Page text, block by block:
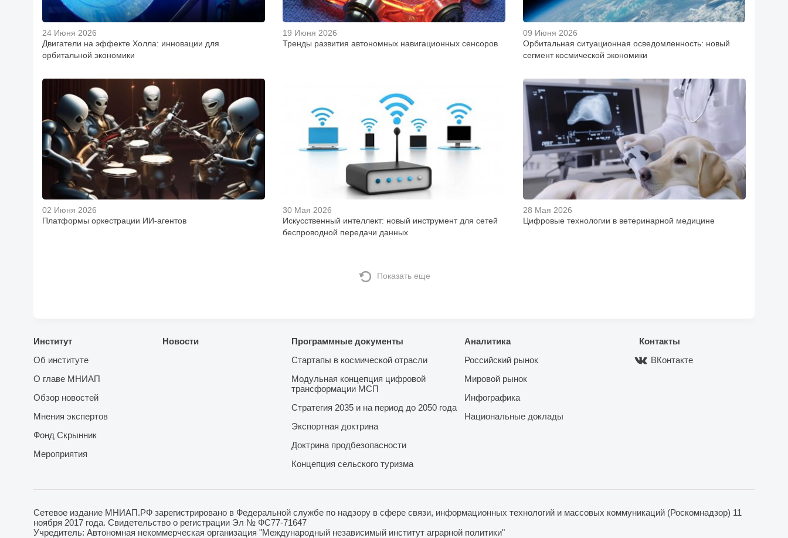
24 Июня 2026
Двигатели на эффекте Холла: инновации для
орбитальной экономики
19 Июня 2026
Тренды развития автономных навигационных сенсоров
09 Июня 2026
Орбитальная ситуационная осведомленность: новый
сегмент космической экономики
02 Июня 2026
Платформы оркестрации ИИ-агентов
30 Мая 2026
Искусственный интеллект: новый инструмент для сетей
беспроводной передачи данных
28 Мая 2026
Цифровые технологии в ветеринарной медицине
Показать еще
Институт
Об институте
О главе МНИАП
Обзор новостей
Мнения экспертов
Фонд Скрынник
Мероприятия
Новости
Программные документы
Стартапы в космической отрасли
Модульная концепция цифровой
трансформации МСП
Стратегия 2035 и на период до 2050 года
Экспортная доктрина
Доктрина продбезопасности
Концепция сельского туризма
Аналитика
Российский рынок
Мировой рынок
Инфографика
Национальные доклады
Контакты
ВКонтакте
Сетевое издание МНИАП.РФ зарегистрировано в Федеральной службе по надзору в сфере связи, информационных технологий и массовых коммуникаций (Роскомнадзор) 11
ноября 2017 года. Свидетельство о регистрации Эл № ФС77-71647
Учредитель: Автономная некоммерческая организация "Международный независимый институт аграрной политики"